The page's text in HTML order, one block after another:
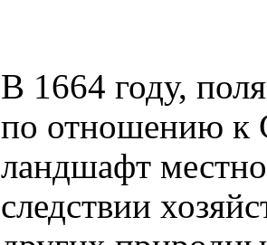
В 1664 году,
по отношению к
ландшафт
следствии